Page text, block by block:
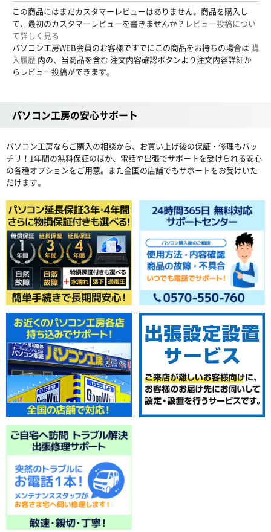
この商品にはまだカスタマーレビューはありません。商品を購入し
て、最初のカスタマーレビューを書きませんか？ レビュー投稿につい
て詳しく見る
パソコン工房WEB会員のお客様ですでにこの商品をお持ちの場合は 購
入履歴 内の、当商品を含む 注文内容確認ボタンより注文内容詳細か
らレビュー投稿ができます。
パソコン工房の安心サポート
パソコン工房ならご購入の相談から、お買い上げ後の保証・修理もバッ
チリ！1年間の無料保証のほか、電話や出張でサポートを受けられる安心
の各種オプションをご用意。また全国の店舗でもサポートをお受けいた
だけます。